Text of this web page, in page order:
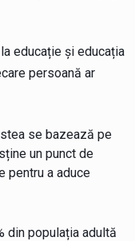
educație și educația
persoană ar
se bazează pe
un punct de
pentru a aduce
din populația adultă